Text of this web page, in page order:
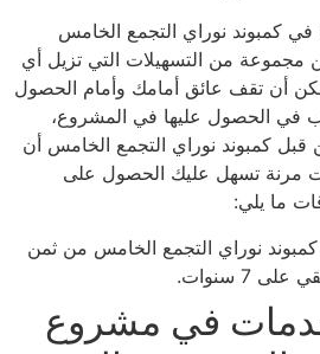
في كمبوند نوراي التجمع الخامس
مجموعة من التسهيلات التي تزيل أي
أن تقف عائق أمامك وأمام الحصول
في الحصول عليها في المشروع،
كمبوند نوراي التجمع الخامس أن
مرنة تسهل عليك الحصول على
ما يلي:
في كمبوند نوراي التجمع الخامس من ثمن
7 سنوات.
في مشروع